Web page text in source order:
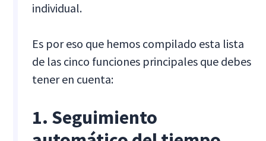
individual.
Es por eso que hemos compilado esta lista
de las cinco funciones principales que debes
tener en cuenta:
1. Seguimiento